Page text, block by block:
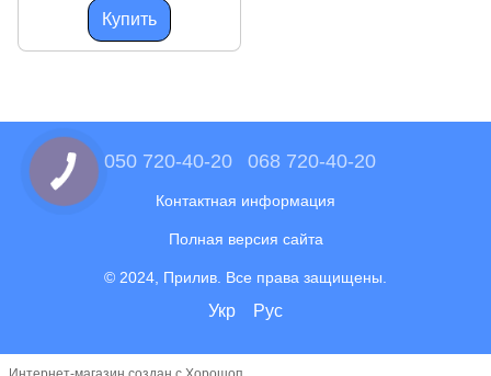
Купить
050 720-40-20 068 720-40-20
Контактная информация
Полная версия сайта
© 2024, Прилив. Все права защищены.
Укр Рус